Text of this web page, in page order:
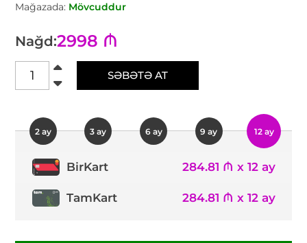
Mağazada: Mövcuddur
Nağd:2998 ₼
SƏBƏTƏ AT
2 ay 3 ay 6 ay 9 ay 12 ay
BirKart 284.81 ₼ x 12 ay
TamKart 284.81 ₼ x 12 ay